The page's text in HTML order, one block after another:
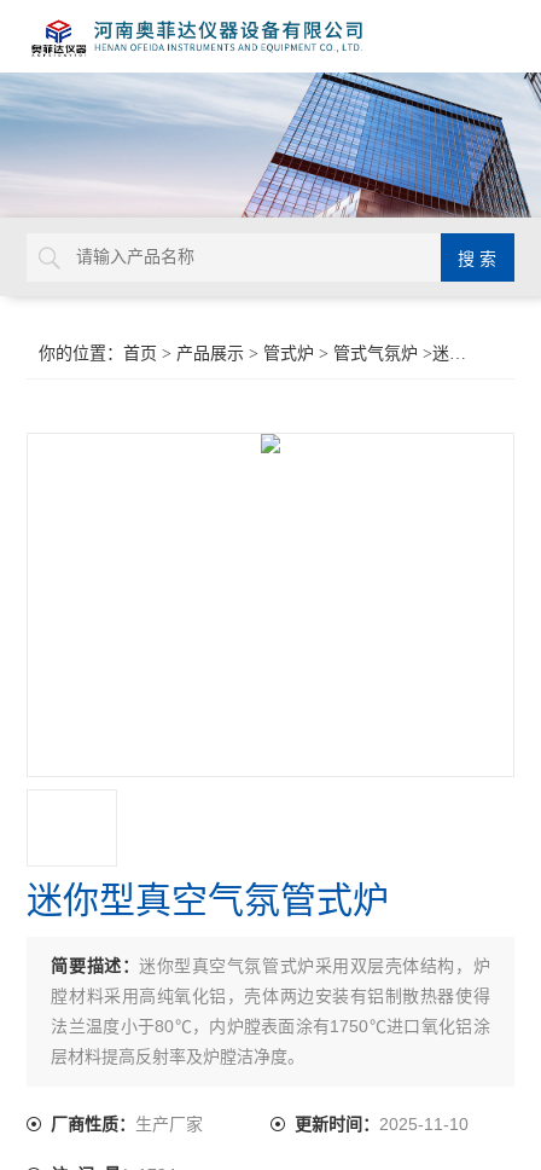
你的位置：首页 > 产品展示 >管式炉 >管式气氛炉 >迷你型真空气氛管式炉
迷你型真空气氛管式炉
简要描述：迷你型真空气氛管式炉采用双层壳体结构，炉
膛材料采用高纯氧化铝，壳体两边安装有铝制散热器使得
法兰温度小于80℃，内炉膛表面涂有1750℃进口氧化铝涂
层材料提高反射率及炉膛洁净度。
用于高、中、低温CVD工艺，如碳纳米管的研制，晶体硅
厂商性质： 生产厂家 更新时间： 2025-11-10